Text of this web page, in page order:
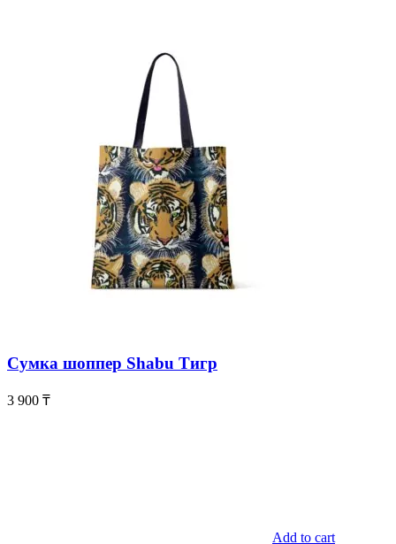
Сумка шоппер Shabu Тигр
3 900 ₸
Add to cart